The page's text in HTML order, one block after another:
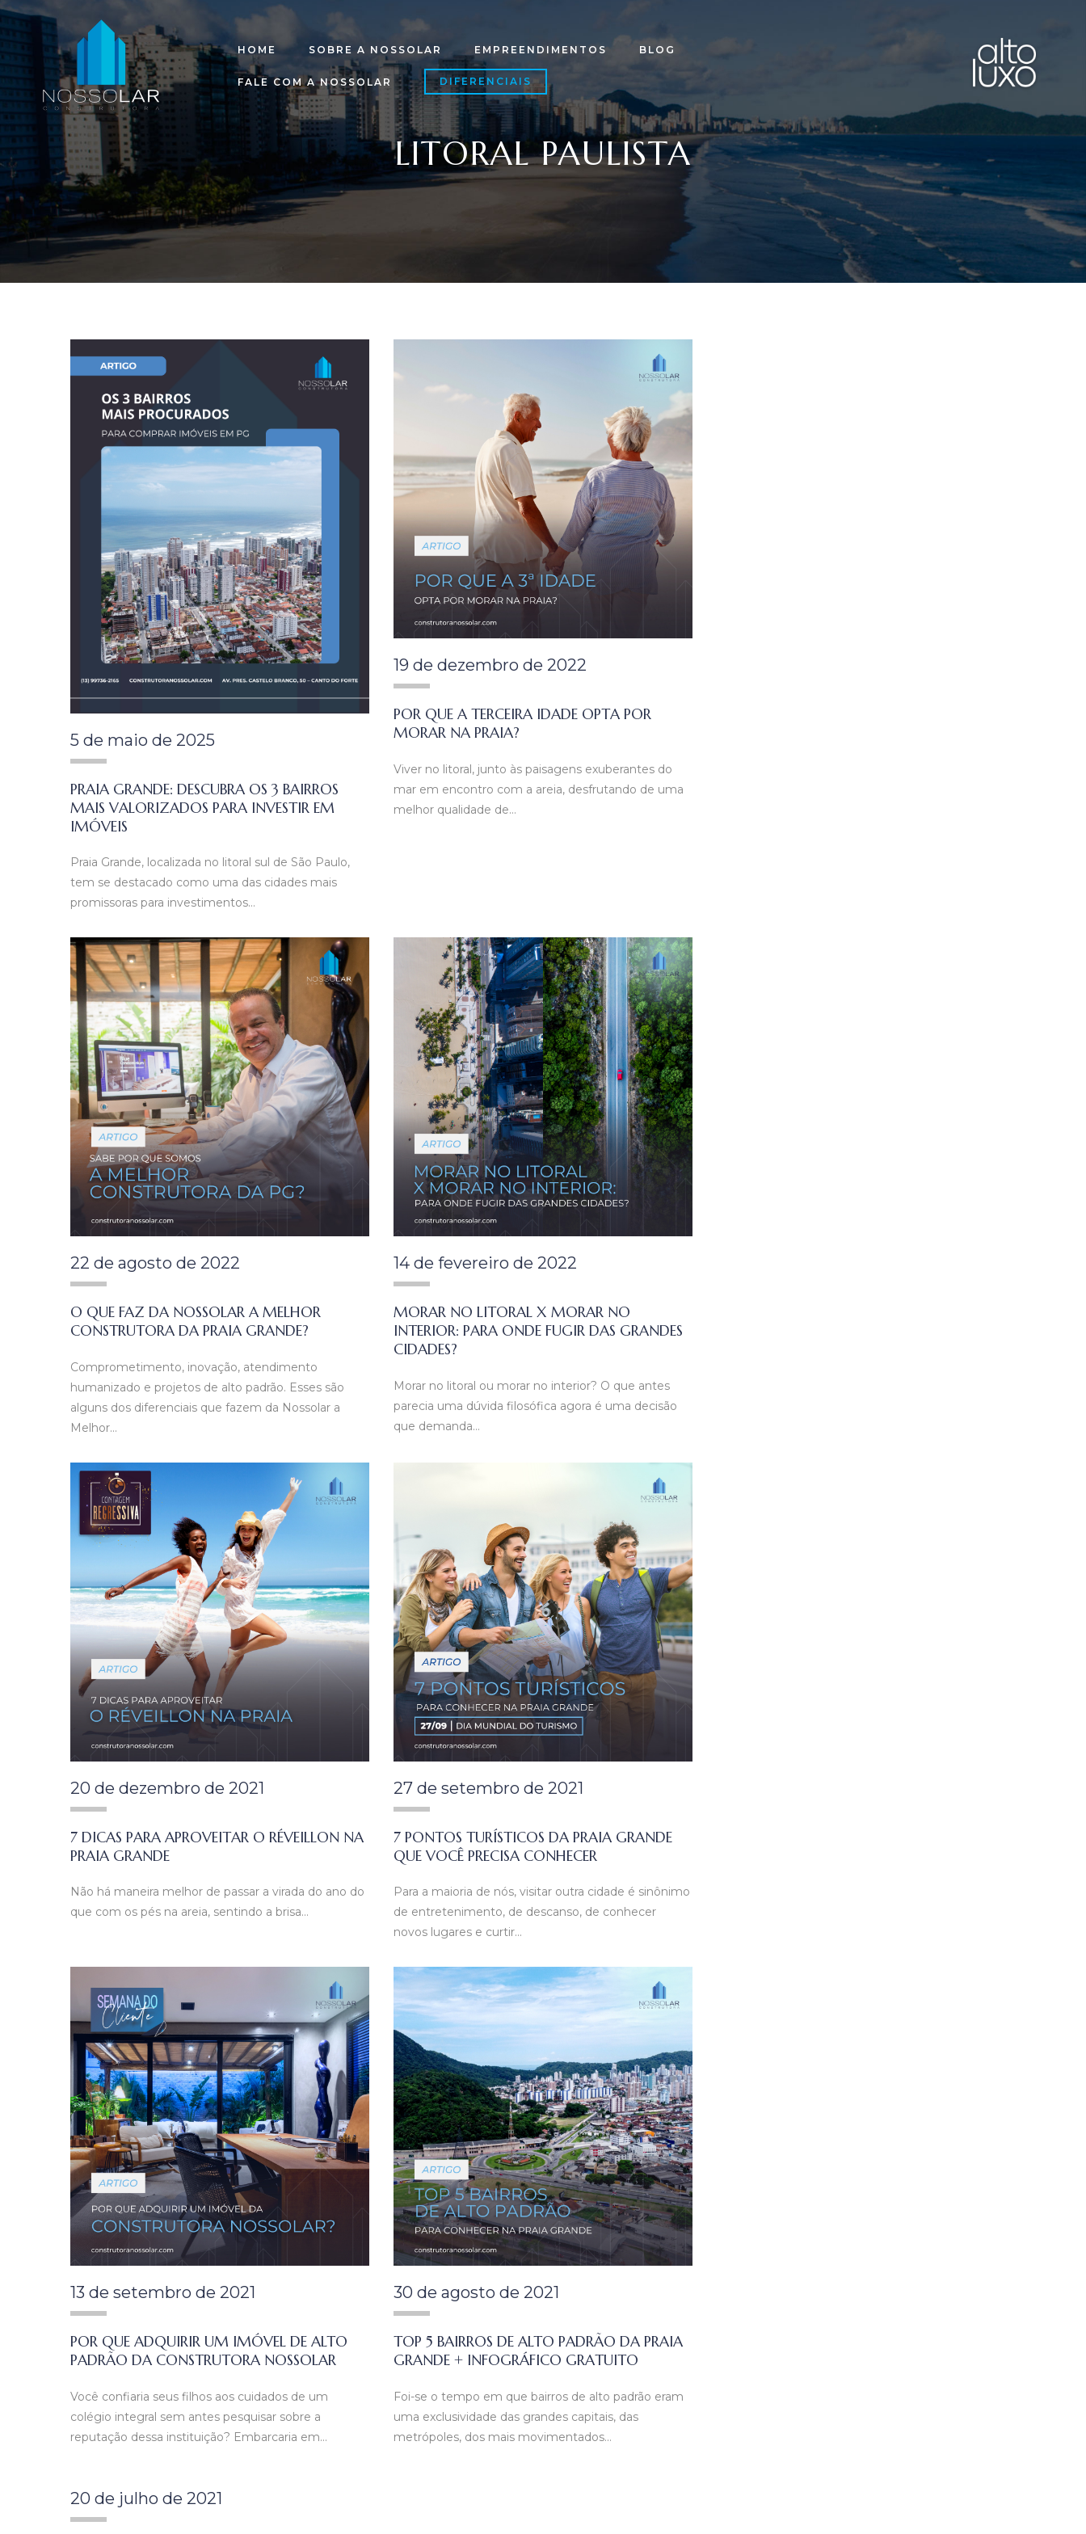
HOME SOBRE A NOSSOLAR EMPREENDIMENTOS BLOG
FALE COM A NOSSOLAR DIFERENCIAIS
LITORAL PAULISTA
5 de maio de 2025
PRAIA GRANDE: DESCUBRA OS 3 BAIRROS
MAIS VALORIZADOS PARA INVESTIR EM
IMÓVEIS
Praia Grande, localizada no litoral sul de São Paulo,
tem se destacado como uma das cidades mais
promissoras para investimentos…
19 de dezembro de 2022
POR QUE A TERCEIRA IDADE OPTA POR
MORAR NA PRAIA?
Viver no litoral, junto às paisagens exuberantes do
mar em encontro com a areia, desfrutando de uma
melhor qualidade de…
22 de agosto de 2022
O QUE FAZ DA NOSSOLAR A MELHOR
CONSTRUTORA DA PRAIA GRANDE?
Comprometimento, inovação, atendimento
humanizado e projetos de alto padrão. Esses são
alguns dos diferenciais que fazem da Nossolar a
Melhor…
14 de fevereiro de 2022
MORAR NO LITORAL X MORAR NO
INTERIOR: PARA ONDE FUGIR DAS GRANDES
CIDADES?
Morar no litoral ou morar no interior? O que antes
parecia uma dúvida filosófica agora é uma decisão
que demanda…
20 de dezembro de 2021
7 DICAS PARA APROVEITAR O RÉVEILLON NA
PRAIA GRANDE
Não há maneira melhor de passar a virada do ano do
que com os pés na areia, sentindo a brisa…
27 de setembro de 2021
7 PONTOS TURÍSTICOS DA PRAIA GRANDE
QUE VOCÊ PRECISA CONHECER
Para a maioria de nós, visitar outra cidade é sinônimo
de entretenimento, de descanso, de conhecer
novos lugares e curtir…
13 de setembro de 2021
POR QUE ADQUIRIR UM IMÓVEL DE ALTO
PADRÃO DA CONSTRUTORA NOSSOLAR
Você confiaria seus filhos aos cuidados de um
colégio integral sem antes pesquisar sobre a
reputação dessa instituição? Embarcaria em…
30 de agosto de 2021
TOP 5 BAIRROS DE ALTO PADRÃO DA PRAIA
GRANDE + INFOGRÁFICO GRATUITO
Foi-se o tempo em que bairros de alto padrão eram
uma exclusividade das grandes capitais, das
metrópoles, dos mais movimentados…
20 de julho de 2021